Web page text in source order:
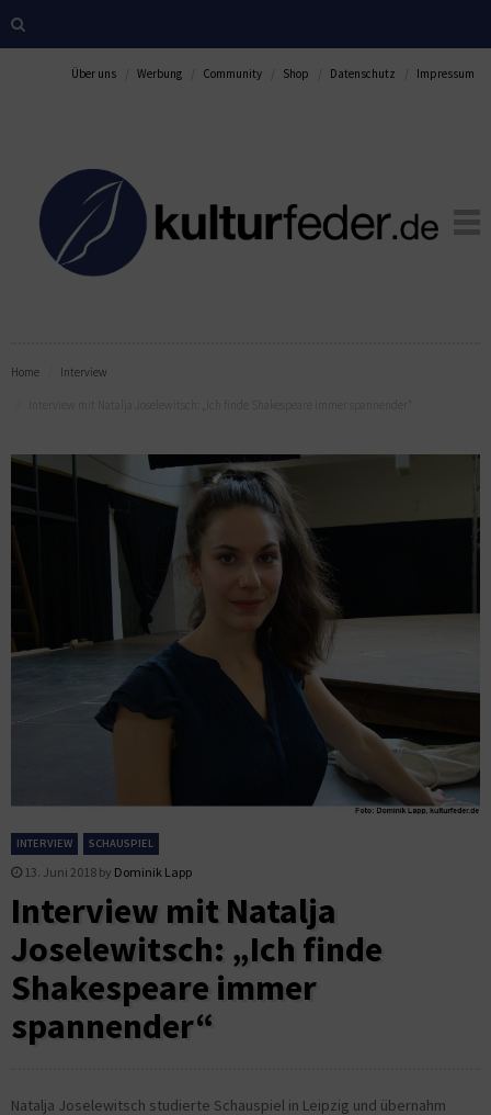
Über uns Werbung Community Shop Datenschutz Impressum
Home Interview
INTERVIEW SCHAUSPIEL
13. Juni 2018 by Dominik Lapp
Interview mit Natalja
Joselewitsch: „Ich finde
Shakespeare immer
spannender“
Natalja Joselewitsch studierte Schauspiel in Leipzig und übernahm